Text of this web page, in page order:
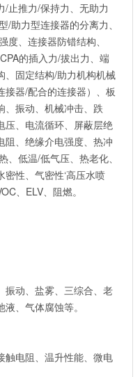
/止推力/保持力、无助力
助力型连接器的分离力、
、连接器防错结构、
的插入力/拔出力、端
、固定结构/助力机构机械
器/配合的连接器）、板
、振动、机械冲击、跌
压、电流循环、屏蔽层绝
阻、绝缘介电强度、热冲
低温/低气压、热老化、
性、气密性‘高压水喷
、ELV、阻燃。
振动、盐雾、三综合、老
、气体腐蚀等。
触电阻、温升性能、微电